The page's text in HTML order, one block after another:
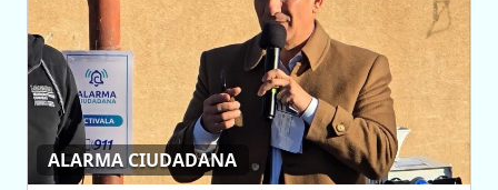
ALARMA CIUDADANA